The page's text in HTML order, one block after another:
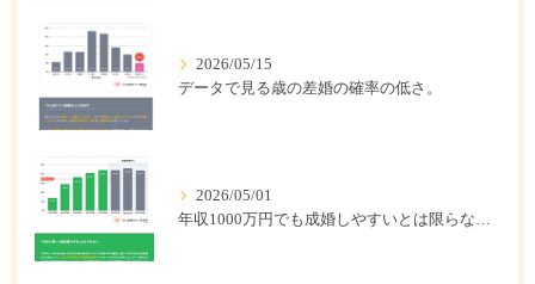
2026/05/15
データで見る歳の差婚の確率の低さ。
2026/05/01
年収1000万円でも成婚しやすいとは限らない? 「年収帯別の成婚率」のリアル